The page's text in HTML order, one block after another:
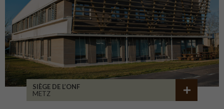
SIÈGE DE L’ONF
METZ